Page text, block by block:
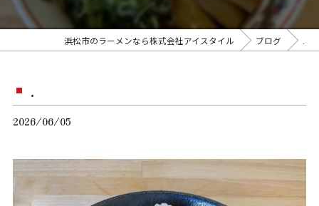
浜松市のラーメンなら株式会社アイスタイル ブログ
.
2026/06/05